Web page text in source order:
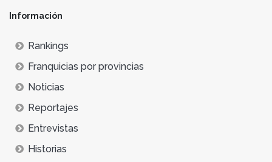
Información
Rankings
Franquicias por provincias
Noticias
Reportajes
Entrevistas
Historias